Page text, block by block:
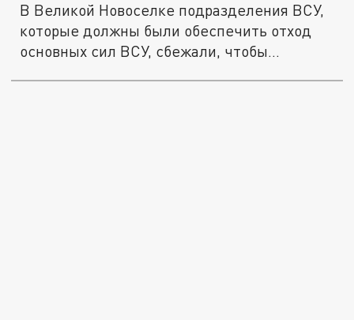
В Великой Новоселке подразделения ВСУ,
которые должны были обеспечить отход
основных сил ВСУ, сбежали, чтобы...